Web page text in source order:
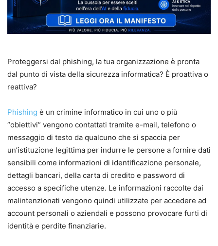
Proteggersi dal phishing, la tua organizzazione è pronta
dal punto di vista della sicurezza informatica? È proattiva o
reattiva?
Phishing è un crimine informatico in cui uno o più
“obiettivi” vengono contattati tramite e-mail, telefono o
messaggio di testo da qualcuno che si spaccia per
un’istituzione legittima per indurre le persone a fornire dati
sensibili come informazioni di identificazione personale,
dettagli bancari, della carta di credito e password di
accesso a specifiche utenze. Le informazioni raccolte dai
malintenzionati vengono quindi utilizzate per accedere ad
account personali o aziendali e possono provocare furti di
identità e perdite finanziarie.